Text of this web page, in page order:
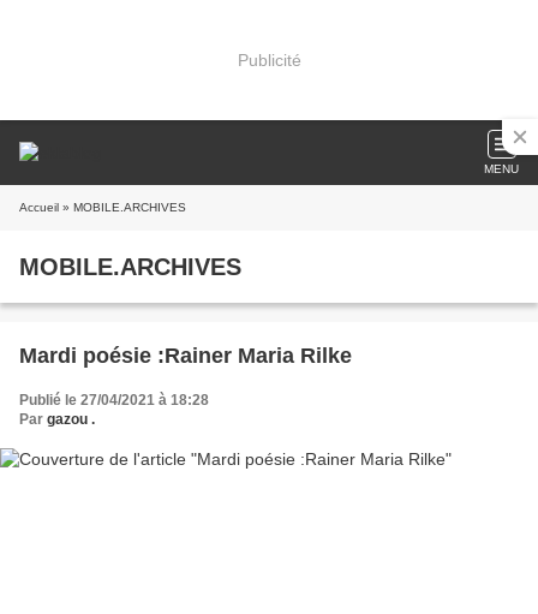
Publicité
MENU
Accueil » MOBILE.ARCHIVES
MOBILE.ARCHIVES
Mardi poésie :Rainer Maria Rilke
Publié le 27/04/2021 à 18:28
Par gazou .